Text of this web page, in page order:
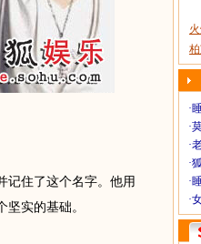
住了这个名字。他用
实的基础。
·
·
·
·
·
·